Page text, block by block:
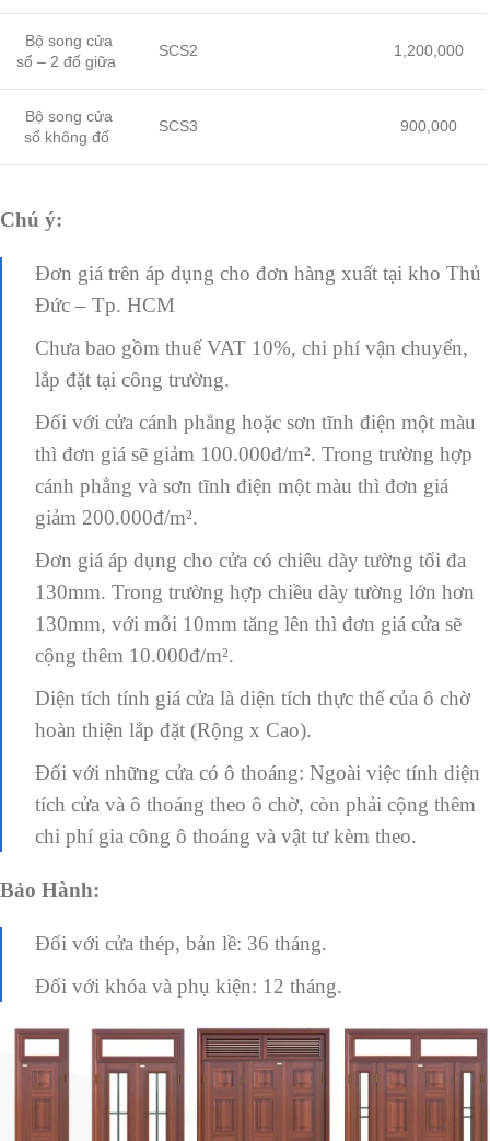
Bộ song cửa
sổ – 2 đố giữa
SCS2 1,200,000
Bộ song cửa
sổ không đố
SCS3 900,000
Chú ý:
Đơn giá trên áp dụng cho đơn hàng xuất tại kho Thủ
Đức – Tp. HCM
Chưa bao gồm thuế VAT 10%, chi phí vận chuyển,
lắp đặt tại công trường.
Đối với cửa cánh phẳng hoặc sơn tĩnh điện một màu
thì đơn giá sẽ giảm 100.000đ/m². Trong trường hợp
cánh phẳng và sơn tĩnh điện một màu thì đơn giá
giảm 200.000đ/m².
Đơn giá áp dụng cho cửa có chiêu dày tường tối đa
130mm. Trong trường hợp chiều dày tường lớn hơn
130mm, với mỗi 10mm tăng lên thì đơn giá cửa sẽ
cộng thêm 10.000đ/m².
Diện tích tính giá cửa là diện tích thực thế của ô chờ
hoàn thiện lắp đặt (Rộng x Cao).
Đối với những cửa có ô thoáng: Ngoài việc tính diện
tích cửa và ô thoáng theo ô chờ, còn phải cộng thêm
chi phí gia công ô thoáng và vật tư kèm theo.
Bảo Hành:
Đối với cửa thép, bản lề: 36 tháng.
Đối với khóa và phụ kiện: 12 tháng.